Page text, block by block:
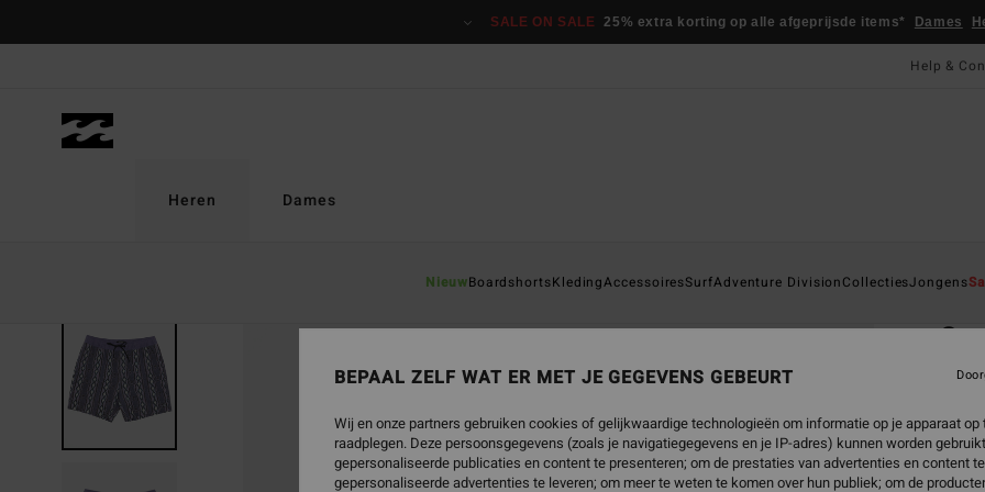
SALE ON SALE 25% extra korting op alle afgeprijsde items* Dames
Help &
Heren
NieuwBoardshortsKledingAccessoiresSurfAdventure DivisionCollectiesJongens
Dames
ECO-
€
BEPAAL ZELF WAT ER MET JE GEGEVENS GEBEURT
Wij en onze partners gebruiken cookies of gelijkwaardige technologieën om informatie op je apparaat
raadplegen. Deze persoonsgegevens (zoals je navigatiegegevens en je IP-adres) kunnen worden
gepersonaliseerde publicaties en content te presenteren; om de prestaties van advertenties en content
gepersonaliseerde advertenties te leveren; om meer te weten te komen over hun publiek; om de